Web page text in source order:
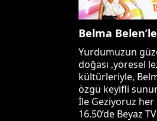
Belma
Yurdumuzun
doğası ,yöresel
kültürleriyle,
özgü keyifli
İle Geziyoruz
16.50’de Beyaz